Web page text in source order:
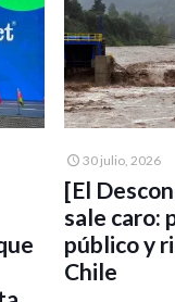
30 julio, 2026
[El
sale caro:
público y
Chile